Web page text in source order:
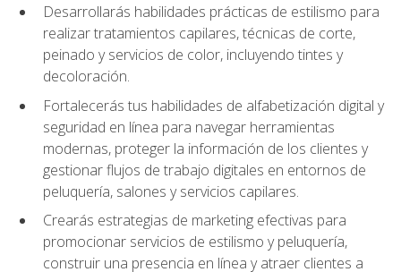
Desarrollarás habilidades prácticas de estilismo para
realizar tratamientos capilares, técnicas de corte,
peinado y servicios de color, incluyendo tintes y
decoloración.
Fortalecerás tus habilidades de alfabetización digital y
seguridad en línea para navegar herramientas
modernas, proteger la información de los clientes y
gestionar flujos de trabajo digitales en entornos de
peluquería, salones y servicios capilares.
Crearás estrategias de marketing efectivas para
promocionar servicios de estilismo y peluquería,
construir una presencia en línea y atraer clientes a